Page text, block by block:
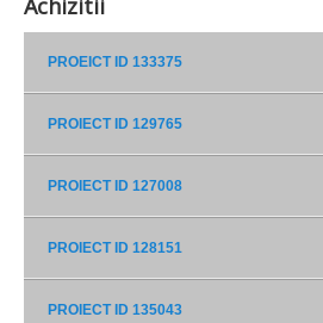
Achizitii
PROEICT ID 133375
PROIECT ID 129765
PROIECT ID 127008
PROIECT ID 128151
PROIECT ID 135043